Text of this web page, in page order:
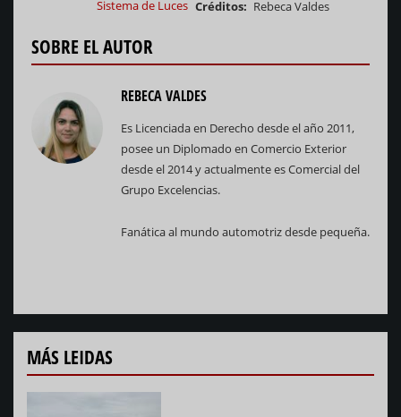
Sistema de Luces Créditos Rebeca Valdes
SOBRE EL AUTOR
REBECA VALDES
Es Licenciada en Derecho desde el año 2011,
posee un Diplomado en Comercio Exterior
desde el 2014 y actualmente es Comercial del
Grupo Excelencias.
Fanática al mundo automotriz desde pequeña.
MÁS LEIDAS